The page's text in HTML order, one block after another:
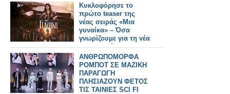
Κυκλοφόρησε το
πρώτο teaser της
νέας σειράς «Μια
γυναίκα» – Όσα
γνωρίζουμε για τη νέα
παραγωγή του Alpha
ΑΝΘΡΩΠΟΜΟΡΦΑ
ΡΟΜΠΟΤ ΣΕ ΜΑΖΙΚΗ
ΠΑΡΑΓΩΓΗ
ΠΛΗΣΙΑΖΟΥΝ ΦΕΤΟΣ
ΤΙΣ ΤΑΙΝΙΕΣ SCI FI